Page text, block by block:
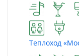
Теплоход